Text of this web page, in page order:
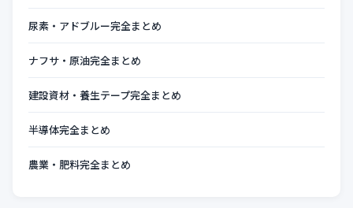
尿素・アドブルー完全まとめ
ナフサ・原油完全まとめ
建設資材・養生テープ完全まとめ
半導体完全まとめ
農業・肥料完全まとめ